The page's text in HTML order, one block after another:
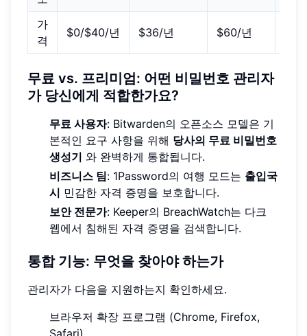
가
격
$0/$40/년 $36/년 $60/년
무료 vs. 프리미엄: 어떤 비밀번호 관리자
가 당신에게 적합한가요?
무료 사용자: Bitwarden의 오픈소스 모델은 기
본적인 요구 사항을 위해 당사의 무료 비밀번호
생성기 와 완벽하게 통합됩니다.
비즈니스 팀: 1Password의 여행 모드는 출입국
시 민감한 자격 증명을 보호합니다.
보안 전문가: Keeper의 BreachWatch는 다크
웹에서 침해된 자격 증명을 검색합니다.
통합 기능: 무엇을 찾아야 하는가
관리자가 다음을 지원하는지 확인하세요.
브라우저 확장 프로그램 (Chrome, Firefox,
Safari)